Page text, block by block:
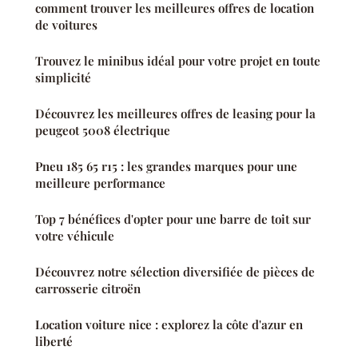
comment trouver les meilleures offres de location
de voitures
Trouvez le minibus idéal pour votre projet en toute
simplicité
Découvrez les meilleures offres de leasing pour la
peugeot 5008 électrique
Pneu 185 65 r15 : les grandes marques pour une
meilleure performance
Top 7 bénéfices d'opter pour une barre de toit sur
votre véhicule
Découvrez notre sélection diversifiée de pièces de
carrosserie citroën
Location voiture nice : explorez la côte d'azur en
liberté